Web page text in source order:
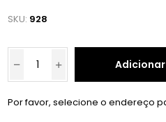
SKU: 928
Por favor, selecione o endereço